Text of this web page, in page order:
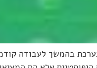
בהמשך לעבודה